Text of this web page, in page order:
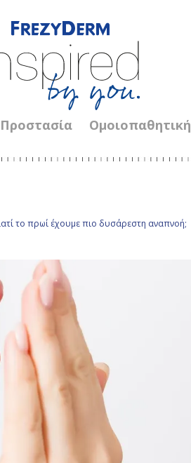
Ομοιοπαθητική
το πρωί έχουμε πιο δυσάρεστη αναπνοή;